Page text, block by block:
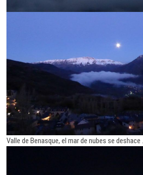
Valle de Benasque, el mar de nubes se deshace …